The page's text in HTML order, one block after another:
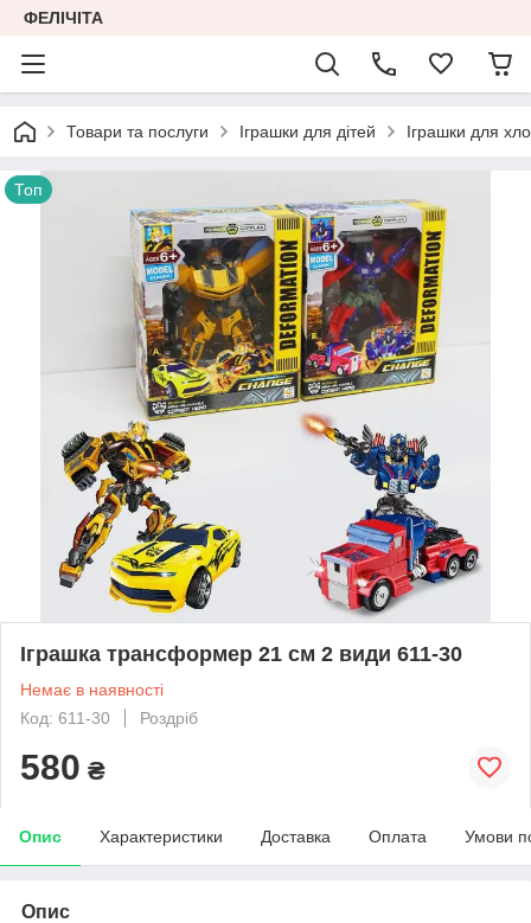
ФЕЛІЧІТА
Товари та послуги Іграшки для дітей Іграшки для
Топ
Іграшка трансформер 21 см 2 види 611-30
Немає в наявності
Код: 611-30
Роздріб
580 ₴
Опис Характеристики Доставка Оплата Умови
Опис